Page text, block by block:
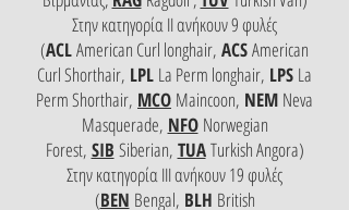
Στην κατηγορία ΙΙ ανήκουν 9 φυλές
(ACLAmerican Curl longhair, ACSAmerican
Curl Shorthair, LPL La Perm longhair, LPS La
Perm Shorthair, MCO Maincoon, NEM Neva
Masquerade, NFONorwegian
Forest, SIB Siberian, TUATurkish Angora)
Στην κατηγορία ΙΙΙ ανήκουν 19 φυλές
(BEN Bengal, BLH British